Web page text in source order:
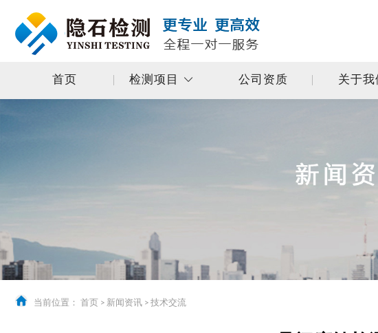
首页 检测项目 公司资质 关于我
当前位置： 首页 > 新闻资讯 > 技术交流